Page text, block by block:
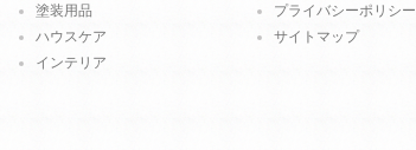
塗装用品
ハウスケア
インテリア
プライバシーポリシー
サイトマップ